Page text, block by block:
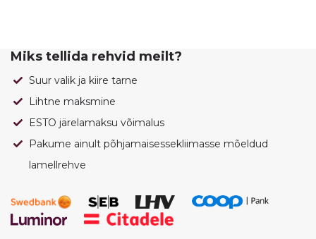
Miks tellida rehvid meilt?
Suur valik ja kiire tarne
Lihtne maksmine
ESTO järelamaksu võimalus
Pakume ainult põhjamaisessekliimasse mõeldud
lamellrehve